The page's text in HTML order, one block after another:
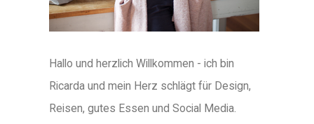
Hallo und herzlich Willkommen - ich bin
Ricarda und mein Herz schlägt für Design,
Reisen, gutes Essen und Social Media.